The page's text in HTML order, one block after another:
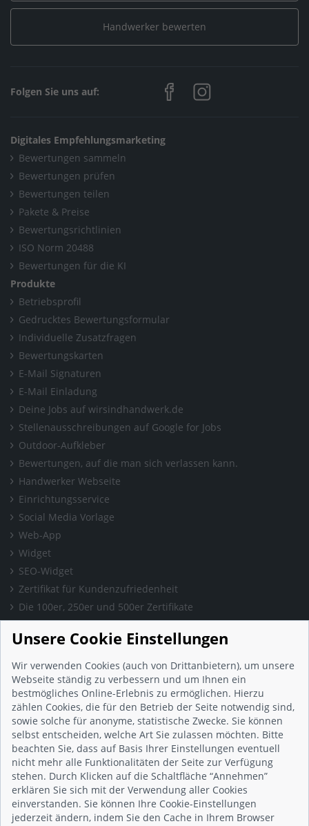
Handwerker bewerten
Folgen Sie uns auf:
Digitales Empfehlungsmarketing
Bewertungen sammeln
Bewertungen prüfen
Bewertungen teilen
Pakete & Preise
Bewertungsrichtlinien
ISO Norm 20488
Bewertungen für die KI
Produkte
Betriebsprofil
Gedrucktes Bewertungsformular
Individuelle Zusatzfragen
Bewertungskarten
E-Mail Signaturen
E-Mail Einladung
Deine Jobs auf wirsindhandwerk.de
Stellenausschreibungen auf Google for Jobs
Outdoor-Aufkleber
Bewertungen, auf die man sich verlassen kann.
Handwerker Webseite
Einrichtungsservice
Social Media Vorlage
Web-App
Widget
SEO-Widget
Zertifikat für Kundenzufriedenheit
Die 100er, 250er und 500er Zertifikate
Presse & Wissen
Presse und Informationen
Blog
Häufig gestellte Fragen (FAQ)
Studie: Digitalisierungsbarometer
Initiative gegen Fake-Bewertungen
Kunden Informationen
Beratungsgespräch vereinbaren
Impressum
Datenschutz
AGB
Nutzungsbedingungen
Unsere Cookie Einstellungen
Wir verwenden Cookies (auch von Drittanbietern), um unsere
Webseite ständig zu verbessern und um Ihnen ein
bestmögliches Online-Erlebnis zu ermöglichen. Hierzu
zählen Cookies, die für den Betrieb der Seite notwendig sind,
sowie solche für anonyme, statistische Zwecke. Sie können
selbst entscheiden, welche Art Sie zulassen möchten. Bitte
beachten Sie, dass auf Basis Ihrer Einstellungen eventuell
nicht mehr alle Funktionalitäten der Seite zur Verfügung
stehen. Durch Klicken auf die Schaltfläche “Annehmen”
erklären Sie sich mit der Verwendung aller Cookies
einverstanden. Sie können Ihre Cookie-Einstellungen
jederzeit ändern, indem Sie den Cache in Ihrem Browser